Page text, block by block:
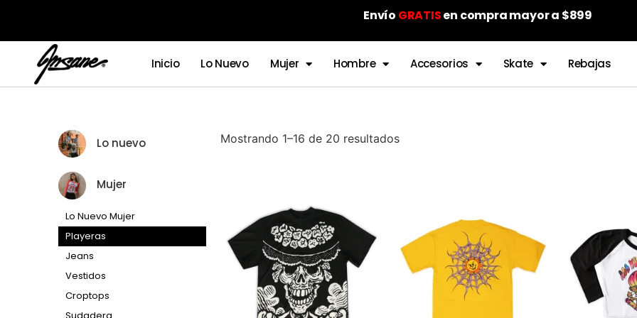
Envío GRATISen compra mayor a $899
Inicio Lo Nuevo Mujer Hombre Accesorios Skate Rebajas
Lo nuevo
Mujer
Lo Nuevo Mujer
Playeras
Jeans
Vestidos
Croptops
Sudadera
Mostrando 1–16 de 20 resultados